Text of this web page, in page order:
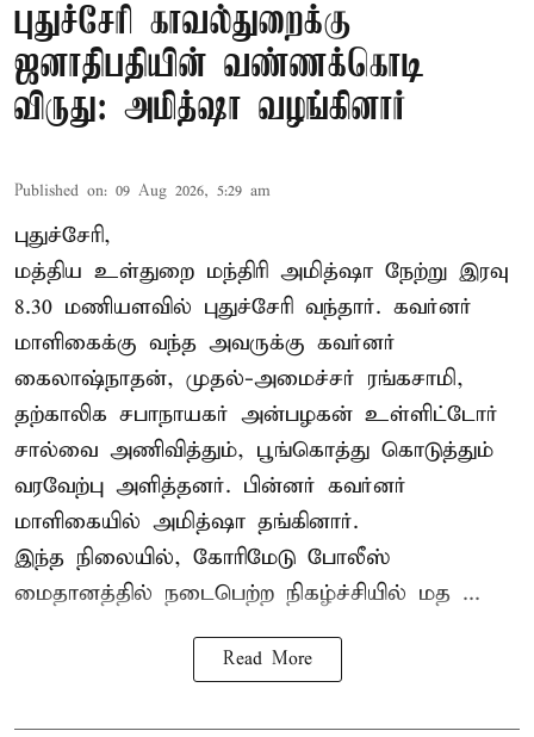
புதுச்சேரி காவல்துறைக்கு
ஜனாதிபதியின் வண்ணக்கொடி
விருது: அமித்ஷா வழங்கினார்
Published on: 09 Aug 2026, 5:29 am
புதுச்சேரி,
மத்திய உள்துறை மந்திரி அமித்ஷா நேற்று இரவு
8.30 மணியளவில் புதுச்சேரி வந்தார். கவர்னர்
மாளிகைக்கு வந்த அவருக்கு கவர்னர்
கைலாஷ்நாதன், முதல்-அமைச்சர் ரங்கசாமி,
தற்காலிக சபாநாயகர் அன்பழகன் உள்ளிட்டோர்
சால்வை அணிவித்தும், பூங்கொத்து கொடுத்தும்
வரவேற்பு அளித்தனர். பின்னர் கவர்னர்
மாளிகையில் அமித்ஷா தங்கினார்.
இந்த நிலையில், கோரிமேடு போலீஸ்
மைதானத்தில் நடைபெற்ற நிகழ்ச்சியில் மத ...
Read More